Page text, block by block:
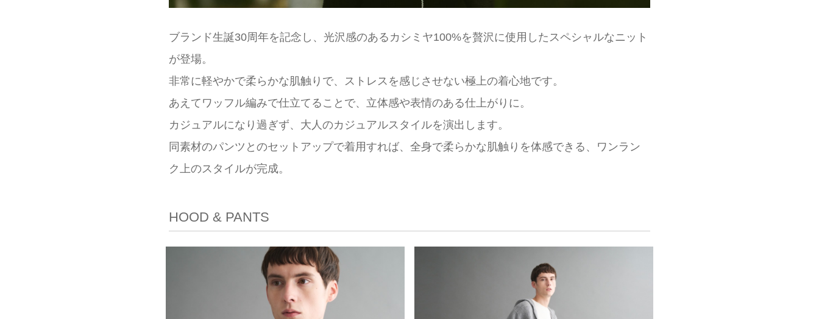
ブランド生誕30周年を記念し、光沢感のあるカシミヤ100%を贅沢に使用したスペシャルなニット
が登場。
非常に軽やかで柔らかな肌触りで、ストレスを感じさせない極上の着心地です。
あえてワッフル編みで仕立てることで、立体感や表情のある仕上がりに。
カジュアルになり過ぎず、大人のカジュアルスタイルを演出します。
同素材のパンツとのセットアップで着用すれば、全身で柔らかな肌触りを体感できる、ワンラン
ク上のスタイルが完成。
HOOD & PANTS